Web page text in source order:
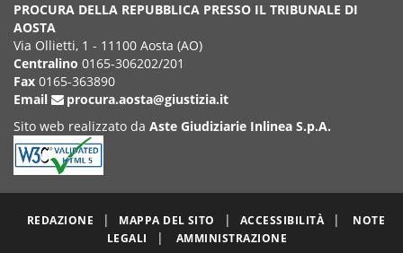
PROCURA DELLA REPUBBLICA PRESSO IL TRIBUNALE DI
AOSTA
Via Ollietti, 1 - 11100 Aosta (AO)
Centralino 0165-306202/201
Fax 0165-363890
Email
procura.aosta@giustizia.it
Sito web realizzato da Aste Giudiziarie Inlinea S.p.A.
REDAZIONE | MAPPA DEL SITO | ACCESSIBILITÀ |
NOTE
LEGALI
| AMMINISTRAZIONE